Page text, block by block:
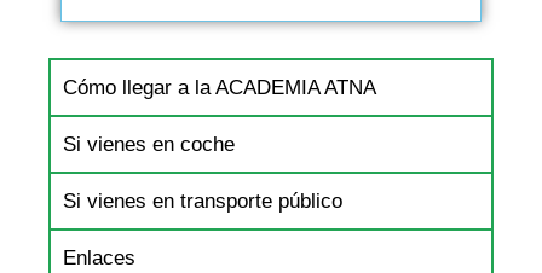
Cómo llegar a la ACADEMIA ATNA
Si vienes en coche
Si vienes en transporte público
Enlaces